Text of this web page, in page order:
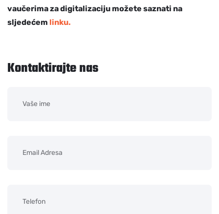
vaučerima za digitalizaciju možete saznati na
sljedećem linku.
Kontaktirajte nas